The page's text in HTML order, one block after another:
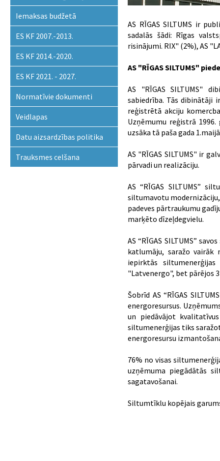
AS RĪGAS SILTUMS ir
sadalās šādi: Rīgas
risinājumi. RIX" (2%), AS
AS "RĪGAS SILTUMS"
AS "RĪGAS SILTUMS"
sabiedrība. Tās dibinātāji
reģistrētā akciju
Uzņēmumu reģistrā
uzsāka tā paša gada
AS "RĪGAS SILTUMS" ir
pārvadi un realizāciju.
AS “RĪGAS SILTUMS”
siltumavotu
padeves pārtraukumu
marķēto dīzeļdegvielu.
AS “RĪGAS SILTUMS”
katlumāju, saražo vairāk
iepirktās
"Latvenergo", bet pārējos
Šobrīd AS “RĪGAS
energoresursus.
un piedāvājot
siltumenerģijas tiks
energoresursu
76% no visas
uzņēmuma piegādātās
sagatavošanai.
Siltumtīklu kopējais
Iemaksas budžetā
ES KF 2007.-2013.
ES KF 2014.-2020.
ES KF 2021. - 2027.
Normatīvie dokumenti
Veidlapas
Datu aizsardzības politika
Trauksmes celšana